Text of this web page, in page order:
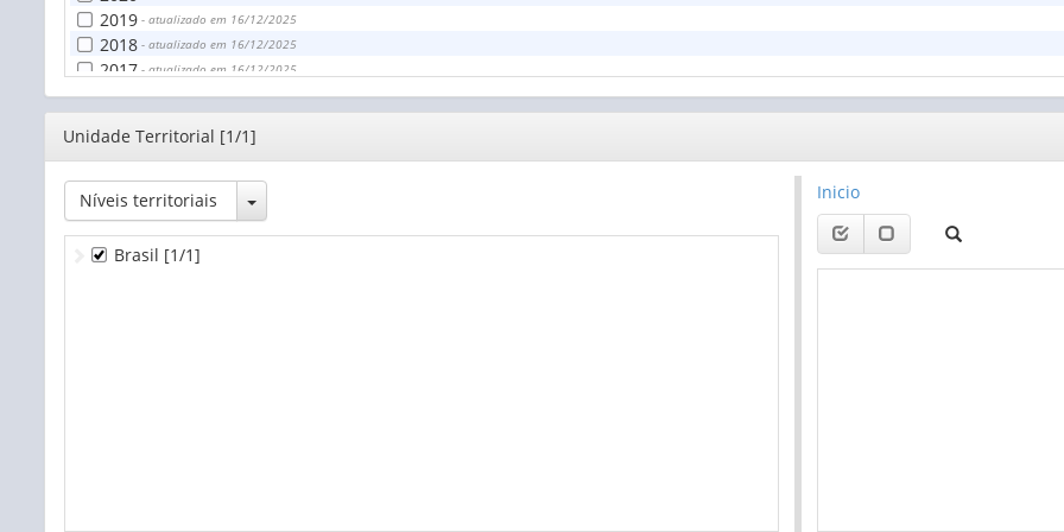
2019 - atualizado em 16/12/2025
2018 - atualizado em 16/12/2025
2017 - atualizado em 16/12/2025
2016- atualizado em 16/12/2025
2015
2014 - atualizado em 16/12/2025
2013
2012- atualizado em 16/12/2025
Editor
Unidade Territorial [1/1]
Níveis territoriais Toggle Dropdown
Brasil [1/1]
Inicio